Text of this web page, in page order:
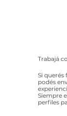
Trabajá
Si
podés
Siempre
perfiles